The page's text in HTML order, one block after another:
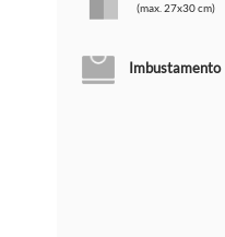
(max. 27x30 cm)
Imbustamento